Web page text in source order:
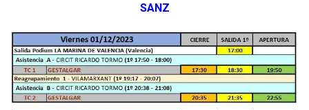
SANZ